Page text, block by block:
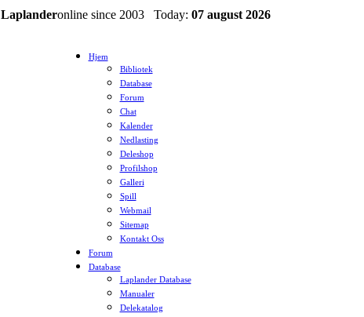
Laplanderonline since 2003 Today: 07 august 2026
Hjem
Bibliotek
Database
Forum
Chat
Kalender
Nedlasting
Deleshop
Profilshop
Galleri
Spill
Webmail
Sitemap
Kontakt Oss
Forum
Database
Laplander Database
Manualer
Delekatalog